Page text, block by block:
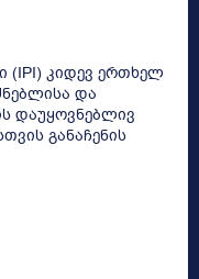
(IPI) კიდევ ერთხელ
და
დაუყოვნებლივ
განაჩენის